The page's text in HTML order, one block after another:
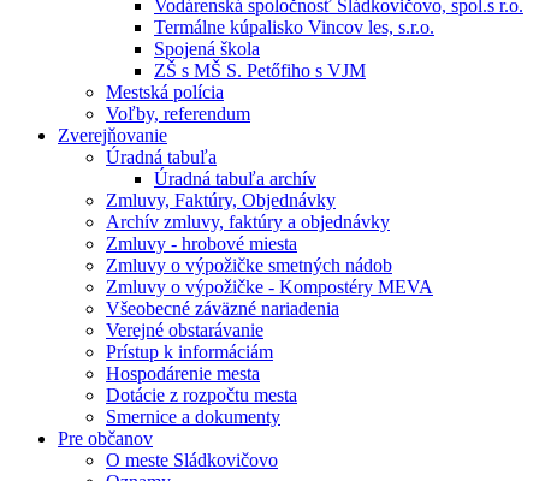
Vodárenská spoločnosť Sládkovičovo, spol.s r.o.
Termálne kúpalisko Vincov les, s.r.o.
Spojená škola
ZŠ s MŠ S. Petőfiho s VJM
Mestská polícia
Voľby, referendum
Zverejňovanie
Úradná tabuľa
Úradná tabuľa archív
Zmluvy, Faktúry, Objednávky
Archív zmluvy, faktúry a objednávky
Zmluvy - hrobové miesta
Zmluvy o výpožičke smetných nádob
Zmluvy o výpožičke - Kompostéry MEVA
Všeobecné záväzné nariadenia
Verejné obstarávanie
Prístup k informáciám
Hospodárenie mesta
Dotácie z rozpočtu mesta
Smernice a dokumenty
Pre občanov
O meste Sládkovičovo